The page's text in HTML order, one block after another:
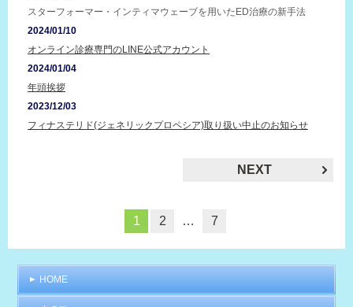
スターフォーマー・インティマウェーブを用いたED治療の新手法
2024/01/10
オンライン診療専門のLINE公式アカウント
2024/01/04
年頭挨拶
2023/12/03
フィナステリド(ジェネリックプロペシア)取り扱い中止のお知らせ
1 2 … 7
NEXT
HOME